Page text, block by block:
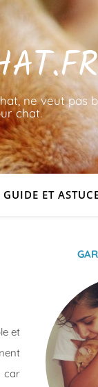
ne veut pas
chat.
GUIDE ET
et
car